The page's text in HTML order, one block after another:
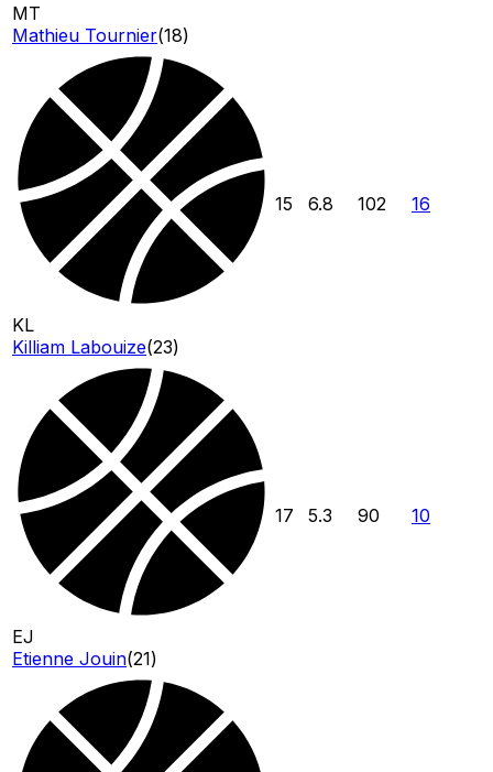
MT
Mathieu Tournier(18)
KL
Killiam Labouize(23)
15 6.8 102 16
EJ
Etienne Jouin(21)
17 5.3 90 10